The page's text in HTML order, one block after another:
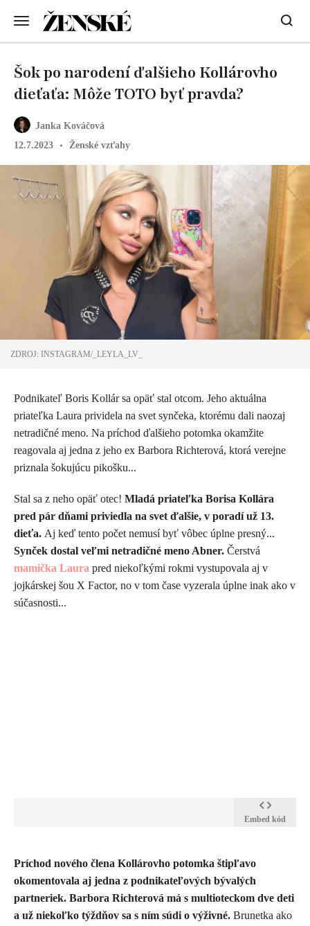
Janka Kováčová
12.7.2023
Ženské vzťahy
Šok po narodení ďalšieho Kollárovho
dieťaťa: Môže TOTO byť pravda?
ZDROJ: INSTAGRAM/_LEYLA_LV_
Podnikateľ Boris Kollár sa opäť stal otcom. Jeho aktuálna
priateľka Laura prividela na svet synčeka, ktorému dali naozaj
netradičné meno. Na príchod ďalšieho potomka okamžite
reagovala aj jedna z jeho ex Barbora Richterová, ktorá verejne
priznala šokujúcu pikošku...
Stal sa z neho opäť otec! Mladá priateľka Borisa Kollára
pred pár dňami priviedla na svet ďalšie, v poradí už 13.
dieťa. Aj keď tento počet nemusí byť vôbec úplne presný...
Synček dostal veľmi netradičné meno Abner. Čerstvá
mamička Laura pred niekoľkými rokmi vystupovala aj v
jojkárskej šou X Factor, no v tom čase vyzerala úplne inak ako v
súčasnosti...
Embed kód
Príchod nového člena Kollárovho potomka štipľavo
okomentovala aj jedna z podnikateľových bývalých
partneriek. Barbora Richterová má s multioteckom dve deti
a už niekoľko týždňov sa s ním súdi o výživné. Brunetka ako